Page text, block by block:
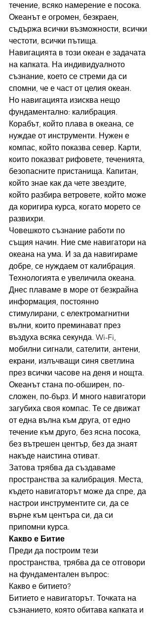
течение, всяко намерение е посока.
Океанът е огромен, безкраен,
съдържа всички възможности, всички
честоти, всички пътища.
Навигацията в този океан е задачата
на капката. На индивидуалното
съзнание, което се стреми да си
спомни, че е част от целия океан.
Но навигацията изисква нещо
фундаментално: калибрация.
Корабът, който плава в океана, се
нуждае от инструменти. Нужен е
компас, който показва север. Карти,
които показват рифовете, теченията,
безопасните пристанища. Капитан,
който знае как да чете звездите,
който разбира ветровете, който може
да коригира курса, когато морето се
развихри.
Човешкото съзнание работи по
същия начин. Ние сме навигатори на
океана на ума. И за да навигираме
добре, се нуждаем от калибрация.
Технологията е увеличила океана.
Днес плаваме в море от безкрайна
информация, постоянно
стимулирани, с електромагнитни
вълни, които преминават през
въздуха всяка секунда. Wi-Fi,
мобилни сигнали, сателити, антени,
екрани, излъчващи синя светлина
през всички часове на деня и нощта.
Океанът стана по-обширен, по-
сложен, по-бърз. И много навигатори
загубиха своя компас. Те се движат
от една вълна към друга, от едно
течение към друго, без ясна посока,
без вътрешен център, без да знаят
накъде наистина отиват.
Затова трябва да създаваме
пространства за калибрация. Места,
където навигаторът може да спре, да
настрои инструментите си, да се
върне към центъра си, да си
припомни курса.
Какво е Битие
Преди да построим тези
пространства, трябва да се отговори
на фундаментален въпрос:
Какво е битието?
Битието е навигаторът. Точката на
съзнанието, която обитава капката и